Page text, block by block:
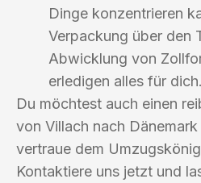
Dinge konzentrieren
Verpackung über den
Abwicklung von
erledigen alles für dich.
Du möchtest auch einen
von Villach nach
vertraue dem
Kontaktiere uns jetzt und